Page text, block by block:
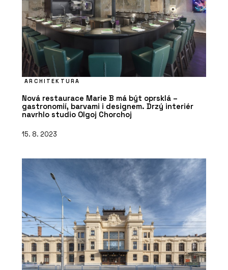
ARCHITEKTURA
Nová restaurace Marie B má být oprsklá –
gastronomií, barvami i designem. Drzý interiér
navrhlo studio Olgoj Chorchoj
15. 8. 2023